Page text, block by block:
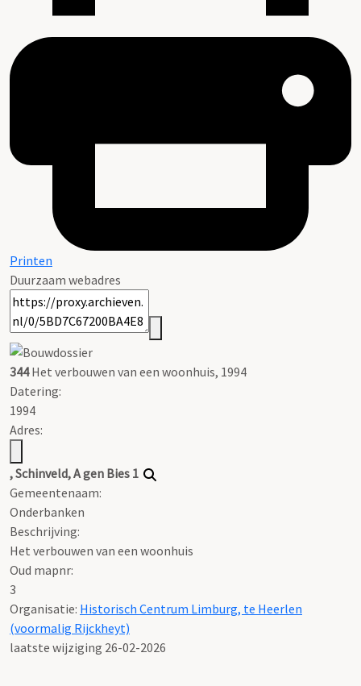
Printen
Duurzaam webadres
344Het verbouwen van een woonhuis, 1994
Datering:
1994
Adres:
, Schinveld, A gen Bies 1
Gemeentenaam:
Onderbanken
Beschrijving:
Het verbouwen van een woonhuis
Oud mapnr:
3
Organisatie: Historisch Centrum Limburg, te Heerlen
(voormalig Rijckheyt)
laatste wijziging 26-02-2026